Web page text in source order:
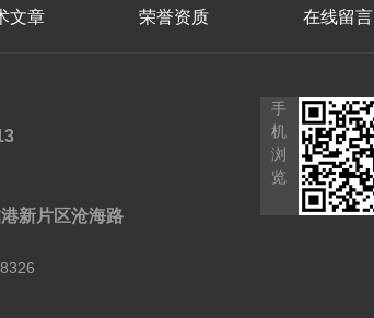
文章 荣誉资质 在线留言
新片区沧海路
手
机
浏
览